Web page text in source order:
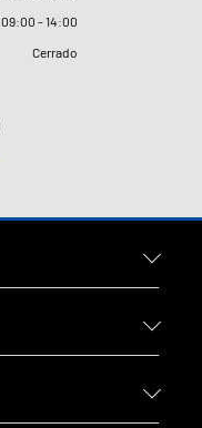
09:00 - 14:00
Cerrado